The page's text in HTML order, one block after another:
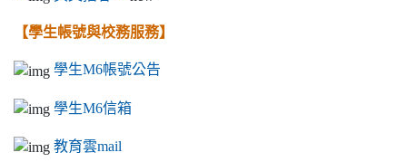
【學生帳號與校務服務】
學生M6帳號公告
學生M6信箱
教育雲mail